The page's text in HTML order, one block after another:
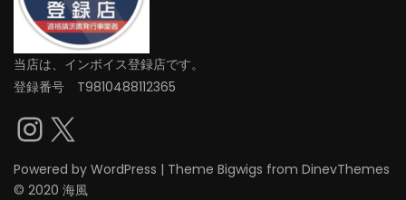
当店は、インボイス登録店です。
登録番号 T9810488112365
Instagram
X
Powered by WordPress | Theme Bigwigs from DinevThemes
© 2020 海風